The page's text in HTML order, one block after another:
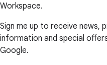
Workspace.
Sign me up to receive news,
information and special
Google.